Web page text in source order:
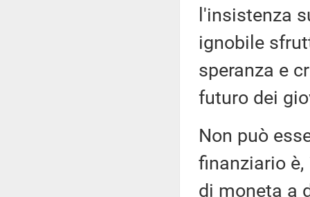
l'insistenza
ignobile
speranza e
futuro dei
Non può
finanziario
di moneta a